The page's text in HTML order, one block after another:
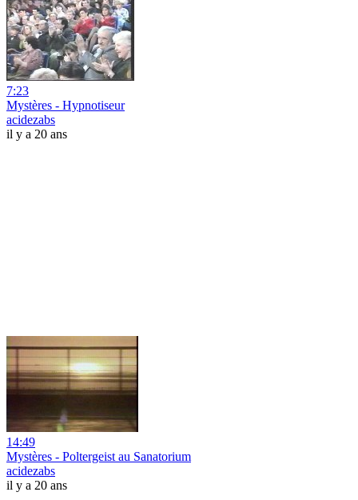
7:23
Mystères - Hypnotiseur
acidezabs
il y a 20 ans
14:49
Mystères - Poltergeist au Sanatorium
acidezabs
il y a 20 ans